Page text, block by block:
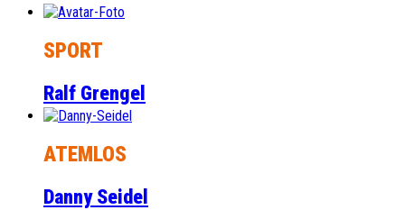
SPORT
Ralf Grengel
ATEMLOS
Danny Seidel